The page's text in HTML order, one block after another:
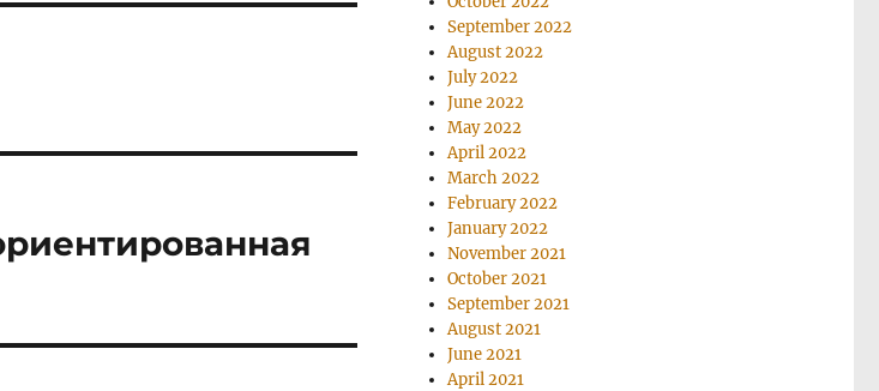
September 2022
August 2022
July 2022
June 2022
May 2022
April 2022
March 2022
February 2022
January 2022
November 2021
October 2021
September 2021
August 2021
June 2021
April 2021